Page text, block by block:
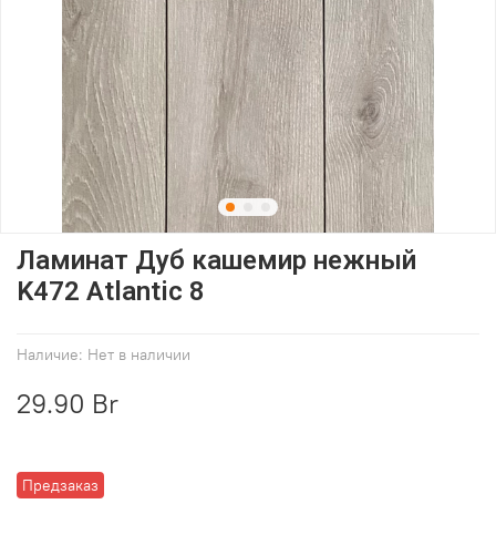
Наличие: Нет в наличии
Предзаказ
Ламинат Дуб кашемир нежный
K472 Atlantic 8
29.90 Br